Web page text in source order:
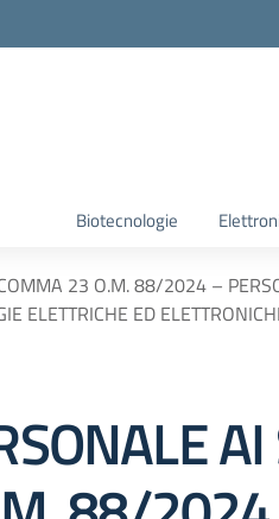
Biotecnologie
23 O.M. 88/2024 –
ELETTRICHE ED